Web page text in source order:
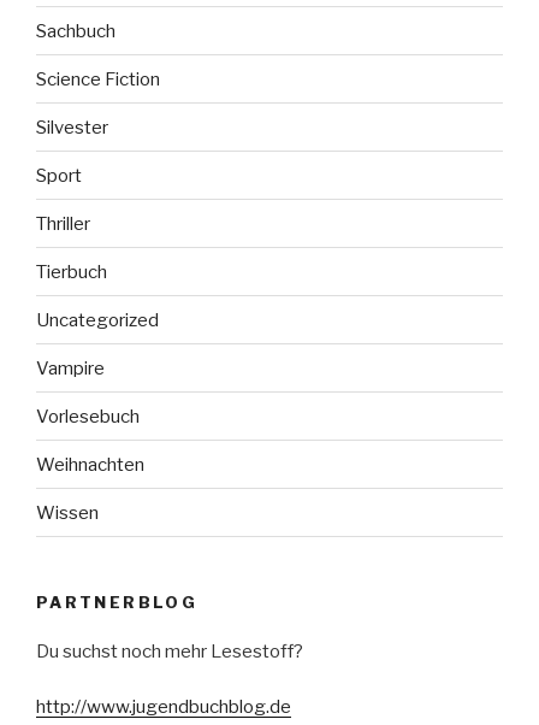
Sachbuch
Science Fiction
Silvester
Sport
Thriller
Tierbuch
Uncategorized
Vampire
Vorlesebuch
Weihnachten
Wissen
PARTNERBLOG
Du suchst noch mehr Lesestoff?
http://www.jugendbuchblog.de